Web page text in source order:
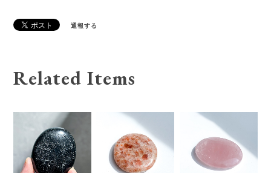
通報する
Related Items